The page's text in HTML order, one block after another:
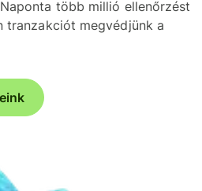
több millió ellenőrzést
tranzakciót megvédjünk a